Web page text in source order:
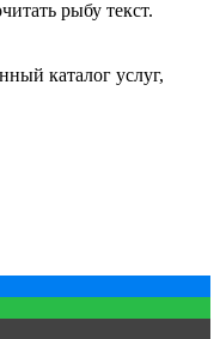
рыбу текст.
каталог услуг,